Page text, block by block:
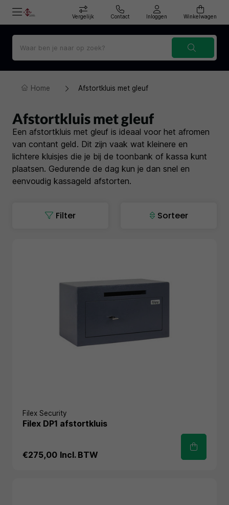
Vergelijk Contact Inloggen Winkelwagen
Home Afstortkluis met gleuf
Afstortkluis met gleuf
Een afstortkluis met gleuf is ideaal voor het afromen
van contant geld. Dit zijn vaak wat kleinere en
lichtere kluisjes die je bij de toonbank of kassa kunt
plaatsen. Gedurende de dag kun je dan snel en
eenvoudig kassageld afstorten.
Filter Sorteer
Filex Security
Filex DP1 afstortkluis
€275,00 Incl. BTW